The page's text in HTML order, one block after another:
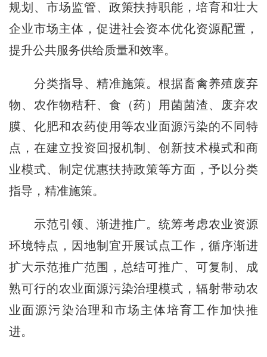
规划、市场监管、政策扶持职能，培育和壮大
企业市场主体，促进社会资本优化资源配置，
提升公共服务供给质量和效率。
分类指导、精准施策。根据畜禽养殖废弃
物、农作物秸秆、食（药）用菌菌渣、废弃农
膜、化肥和农药使用等农业面源污染的不同特
点，在建立投资回报机制、创新技术模式和商
业模式、制定优惠扶持政策等方面，予以分类
指导，精准施策。
示范引领、渐进推广。统筹考虑农业资源
环境特点，因地制宜开展试点工作，循序渐进
扩大示范推广范围，总结可推广、可复制、成
熟可行的农业面源污染治理模式，辐射带动农
业面源污染治理和市场主体培育工作加快推
进。